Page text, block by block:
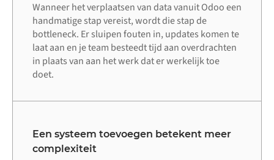
Wanneer het verplaatsen van data vanuit Odoo een
handmatige stap vereist, wordt die stap de
bottleneck. Er sluipen fouten in, updates komen te
laat aan en je team besteedt tijd aan overdrachten
in plaats van aan het werk dat er werkelijk toe
doet.
Een systeem toevoegen betekent meer
complexiteit